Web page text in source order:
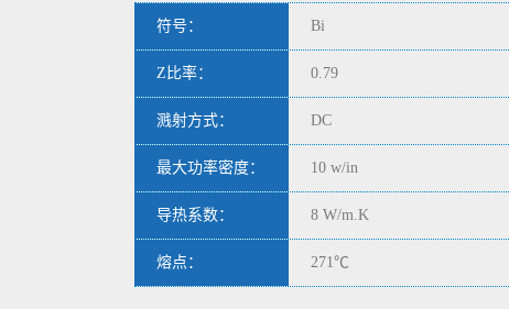
符号： Bi
Z比率： 0.79
溅射方式： DC
最大功率密度： 10 w/in
导热系数： 8 W/m.K
熔点： 271℃